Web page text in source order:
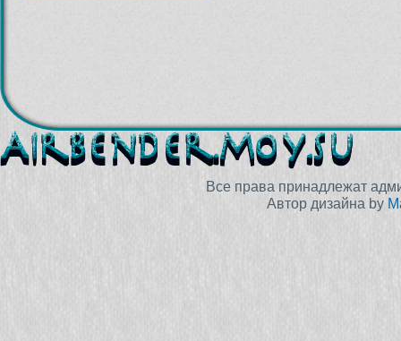
Все права принадлежат
Автор дизайна by